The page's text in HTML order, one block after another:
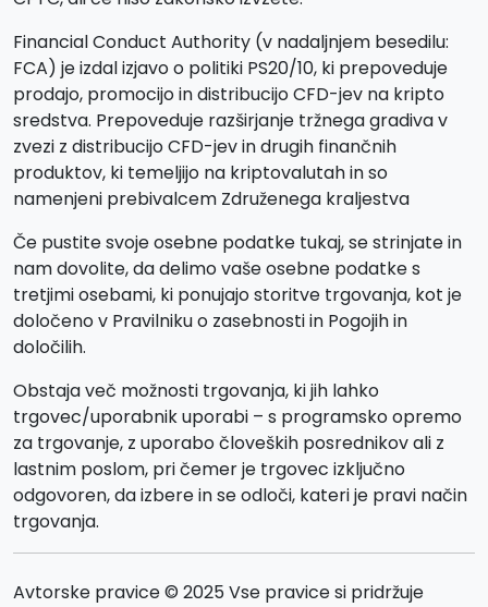
Financial Conduct Authority (v nadaljnjem besedilu:
FCA) je izdal izjavo o politiki PS20/10, ki prepoveduje
prodajo, promocijo in distribucijo CFD-jev na kripto
sredstva. Prepoveduje razširjanje tržnega gradiva v
zvezi z distribucijo CFD-jev in drugih finančnih
produktov, ki temeljijo na kriptovalutah in so
namenjeni prebivalcem Združenega kraljestva
Če pustite svoje osebne podatke tukaj, se strinjate in
nam dovolite, da delimo vaše osebne podatke s
tretjimi osebami, ki ponujajo storitve trgovanja, kot je
določeno v Pravilniku o zasebnosti in Pogojih in
določilih.
Obstaja več možnosti trgovanja, ki jih lahko
trgovec/uporabnik uporabi – s programsko opremo
za trgovanje, z uporabo človeških posrednikov ali z
lastnim poslom, pri čemer je trgovec izključno
odgovoren, da izbere in se odloči, kateri je pravi način
trgovanja.
Avtorske pravice © 2025 Vse pravice si pridržuje